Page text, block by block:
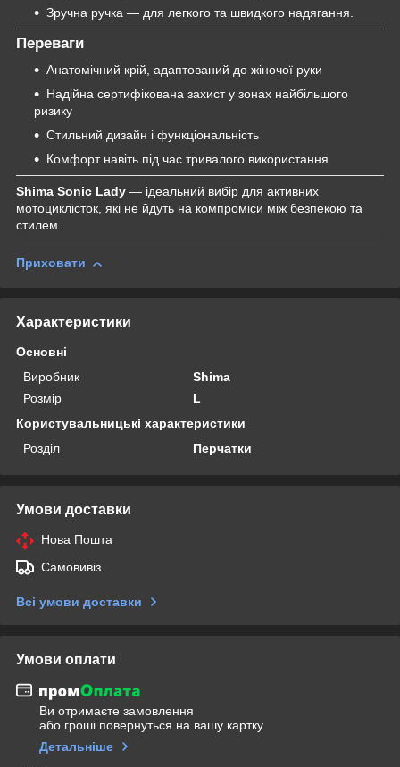
Зручна ручка — для легкого та швидкого надягання.
Переваги
Анатомічний крій, адаптований до жіночої руки
Надійна сертифікована захист у зонах найбільшого
ризику
Стильний дизайн і функціональність
Комфорт навіть під час тривалого використання
Shima Sonic Lady — ідеальний вибір для активних
мотоциклісток, які не йдуть на компроміси між безпекою та
стилем.
Приховати
Характеристики
Основні
Виробник
Shima
Розмір
L
Користувальницькі характеристики
Розділ
Перчатки
Умови доставки
Нова Пошта
Самовивіз
Всі умови доставки
Умови оплати
Ви отримаєте замовлення
або гроші повернуться на вашу картку
Детальніше